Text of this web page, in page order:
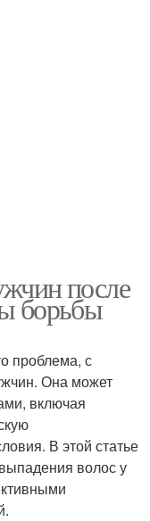
после
борьбы
проблема, с
Она может
включая
В этой статье
волос у